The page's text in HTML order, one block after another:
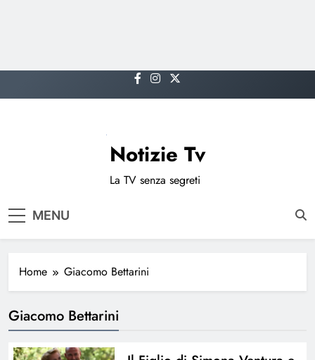
to
Notizie Tv
La TV senza segreti
MENU
Home Giacomo Bettarini
Giacomo Bettarini